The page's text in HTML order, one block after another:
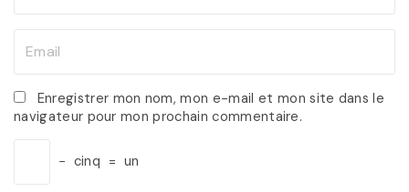
*
a
i
Enregistrer mon nom, mon e-mail et mon site dans le
navigateur pour mon prochain commentaire.
− cinq = un